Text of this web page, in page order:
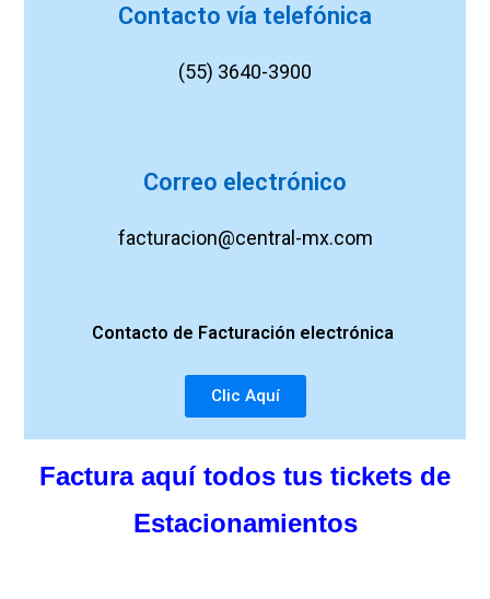
Contacto vía telefónica
(55) 3640-3900
Correo electrónico
facturacion@central-mx.com
Contacto de Facturación electrónica
Clic Aquí
Factura aquí todos tus tickets de
Estacionamientos